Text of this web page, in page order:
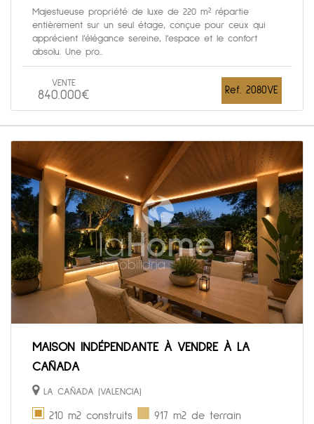
Majestueuse propriété de luxe de 220 m² répartie
entièrement sur un seul étage, conçue pour ceux qui
apprécient l’élégance sereine, l’espace et le confort
absolu. Une pro...
VENTE
840.000€ Ref. 2080VE
MAISON INDÉPENDANTE À VENDRE À LA
CAÑADA
LA CAÑADA (VALENCIA)
210 m2 construits 917 m2 de terrain